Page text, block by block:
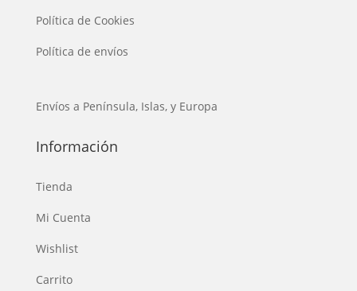
Política de Cookies
Política de envíos
Envíos a Península, Islas, y Europa
Información
Tienda
Mi Cuenta
Wishlist
Carrito